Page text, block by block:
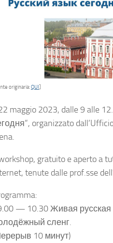
originaria:QUI]
maggio 2023, dalle 9 alle
organizzato
gratuito e aperto a
tenute dalle prof.sse
— 10.30 Живая русская
сленг.
10 минут)